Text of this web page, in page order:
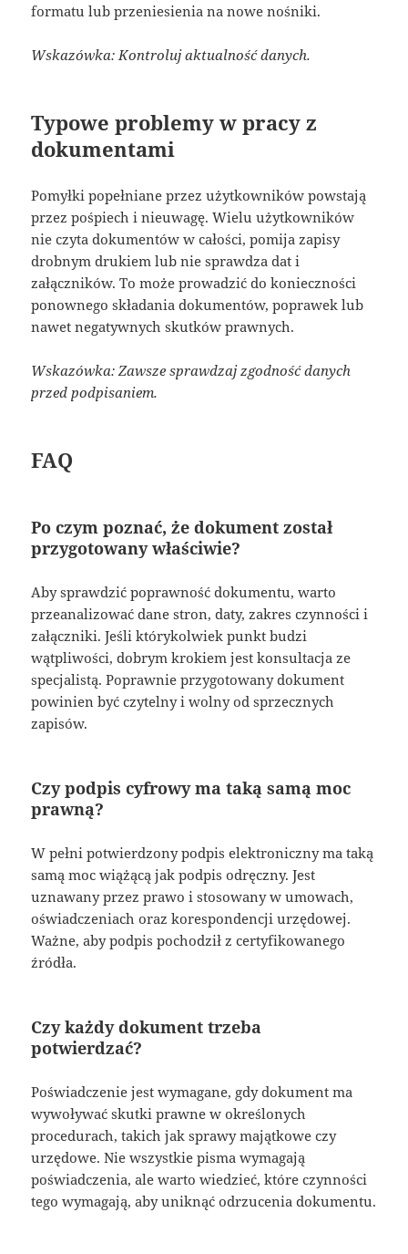
formatu lub przeniesienia na nowe nośniki.
Wskazówka: Kontroluj aktualność danych.
Typowe problemy w pracy z
dokumentami
Pomyłki popełniane przez użytkowników powstają
przez pośpiech i nieuwagę. Wielu użytkowników
nie czyta dokumentów w całości, pomija zapisy
drobnym drukiem lub nie sprawdza dat i
załączników. To może prowadzić do konieczności
ponownego składania dokumentów, poprawek lub
nawet negatywnych skutków prawnych.
Wskazówka: Zawsze sprawdzaj zgodność danych
przed podpisaniem.
FAQ
Po czym poznać, że dokument został
przygotowany właściwie?
Aby sprawdzić poprawność dokumentu, warto
przeanalizować dane stron, daty, zakres czynności i
załączniki. Jeśli którykolwiek punkt budzi
wątpliwości, dobrym krokiem jest konsultacja ze
specjalistą. Poprawnie przygotowany dokument
powinien być czytelny i wolny od sprzecznych
zapisów.
Czy podpis cyfrowy ma taką samą moc
prawną?
W pełni potwierdzony podpis elektroniczny ma taką
samą moc wiążącą jak podpis odręczny. Jest
uznawany przez prawo i stosowany w umowach,
oświadczeniach oraz korespondencji urzędowej.
Ważne, aby podpis pochodził z certyfikowanego
źródła.
Czy każdy dokument trzeba
potwierdzać?
Poświadczenie jest wymagane, gdy dokument ma
wywoływać skutki prawne w określonych
procedurach, takich jak sprawy majątkowe czy
urzędowe. Nie wszystkie pisma wymagają
poświadczenia, ale warto wiedzieć, które czynności
tego wymagają, aby uniknąć odrzucenia dokumentu.